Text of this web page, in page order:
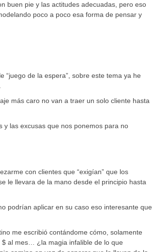
buen pie y las actitudes adecuadas, pero eso
poco a poco esa forma de pensar y
“juego de la espera”, sobre este tema ya he
más caro no van a traer un solo cliente hasta
y las excusas que nos ponemos para no
con clientes que “exigían” que los
le llevara de la mano desde el principio hasta
podrían aplicar en su caso eso interesante que
me escribió contándome cómo, solamente
al mes… ¿la magia infalible de lo que